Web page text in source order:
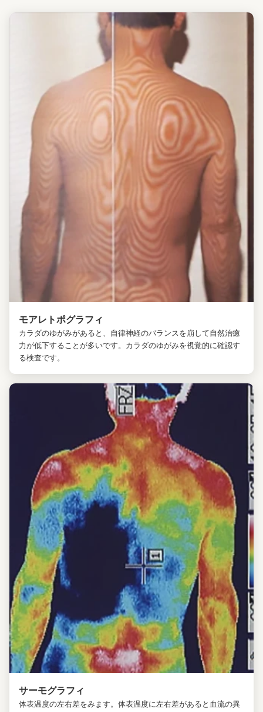
モアレトポグラフィ
カラダのゆがみがあると、自律神経のバランスを崩して自然治癒
力が低下することが多いです。カラダのゆがみを視覚的に確認す
る検査です。
サーモグラフィ
体表温度の左右差をみます。体表温度に左右差があると血流の異